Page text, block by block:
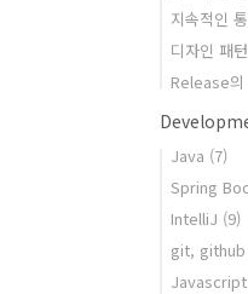
지속적인
디자인 패
Release의
Java (7)
Spring
IntelliJ (9)
git, github
Javascript